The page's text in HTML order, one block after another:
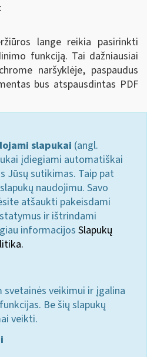
lange reikia pasirinkti
funkciją. Tai dažniausiai
naršyklėje, paspaudus
bus atspausdintas PDF
slapukai (angl.
įdiegiami automatiškai
Jūsų sutikimas. Taip pat
naudojimu. Savo
atšaukti pakeisdami
ir ištrindami
informacijos Slapukų
svetainės veikimui ir įgalina
Be šių slapukų
veikti.